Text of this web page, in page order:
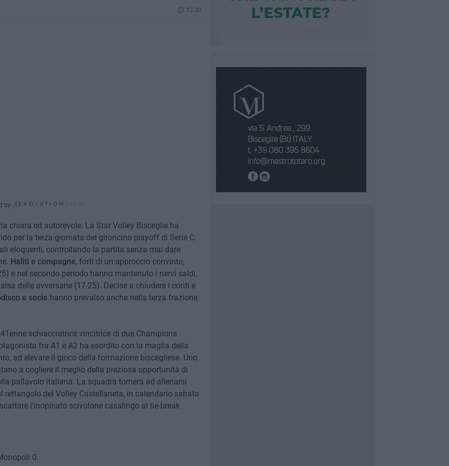
12.00
by
chiara ed autorevole. La Star Volley Bisceglie ha
per la terza giornata del gironcino playoff di Serie C.
eloquenti, controllando la partita senza mai dare
Haliti e compagne, forti di un approccio convinto,
e nel secondo periodo hanno mantenuto i nervi saldi,
delle avversarie (17-25). Decise a chiudere i conti e
e socie hanno prevalso anche nella terza frazione
schiacciatrice vincitrice di due Champions
fra A1 e A2 ha esordito con la maglia della
ad elevare il gioco della formazione biscegliese. Uno
a cogliere il meglio della preziosa opportunità di
pallavolo italiana. La squadra tornerà ad allenarsi
rettangolo del Volley Castellaneta, in calendario sabato
l'inopinato scivolone casalingo al tie-break
0.